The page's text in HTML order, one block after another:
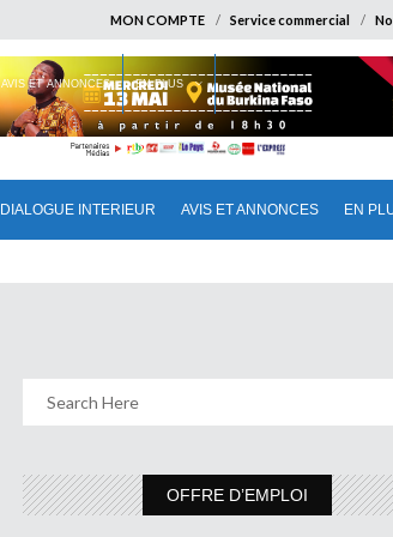
MON COMPTE Service commercial
DIALOGUE INTERIEUR AVIS ET ANNONCES EN
AVIS ET ANNONCES EN PLUS
OFFRE D’EMPLOI